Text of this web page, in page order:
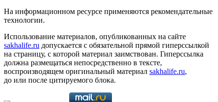
На информационном ресурсе применяются рекомендательные
технологии.
Использование материалов, опубликованных на сайте
sakhalife.ru допускается с обязательной прямой гиперссылкой
на страницу, с которой материал заимствован. Гиперссылка
должна размещаться непосредственно в тексте,
воспроизводящем оригинальный материал sakhalife.ru,
до или после цитируемого блока.